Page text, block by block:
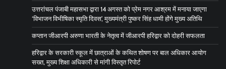
उत्तरांचल पंजाबी महासभा द्वारा 14 अगस्त को प्रेम नगर आश्रम में मनाया जाएगा
‘विभाजन विभीषिका स्मृति दिवस’, मुख्यमंत्री पुष्कर सिंह धामी होंगे मुख्य अतिथि
कप्तान जीआरपी अरुणा भारती के नेतृत्व में जीआरपी हरिद्वार को दोहरी सफलता
हरिद्वार के सरकारी स्कूल में छात्राओं के कथित शोषण पर बाल अधिकार आयोग
सख्त, मुख्य शिक्षा अधिकारी से मांगी विस्तृत रिपोर्ट